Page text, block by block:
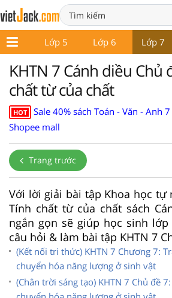
4 Lớp 5 Lớp 6 Lớp 7
KHTN 7 Cánh diều Chủ
chất từ của chất
HOT
Sale 40% sách Toán - Văn - Anh
Shopee mall
Trang trước
Với lời giải bài tập Khoa học tự
Tính chất từ của chất sách
ngắn gọn sẽ giúp học sinh
câu hỏi & làm bài tập KHTN 7
(Kết nối tri thức) KHTN 7 Chương 7:
chuyển hóa năng lượng ở sinh vật
(Chân trời sáng tạo) KHTN 7 Chủ đề